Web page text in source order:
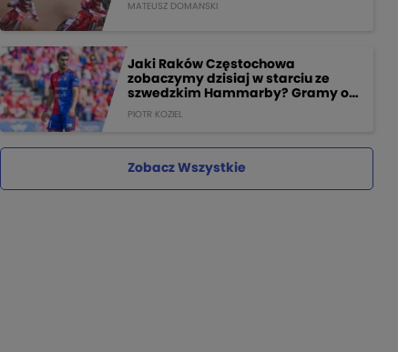
MATEUSZ DOMANSKI
Jaki Raków Częstochowa
zobaczymy dzisiaj w starciu ze
szwedzkim Hammarby? Gramy o
PIOTR KOZIEL
Zobacz Wszystkie